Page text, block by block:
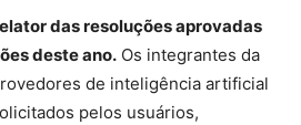
das resoluções aprovadas
deste ano. Os integrantes da
de inteligência artificial
pelos usuários,